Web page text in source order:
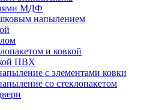
МДФ
напылением
и ковкой
ПВХ
с элементами ковки
со стеклопакетом